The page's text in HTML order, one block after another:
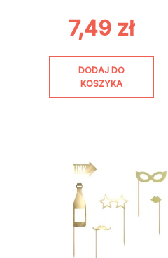
7,49 zł
DODAJ DO
KOSZYKA